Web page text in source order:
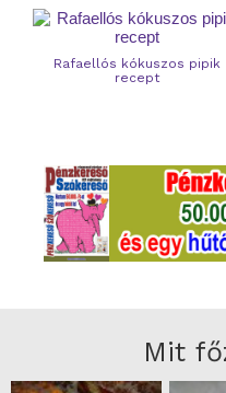
Rafaellós kókuszos pipik
recept
Mit